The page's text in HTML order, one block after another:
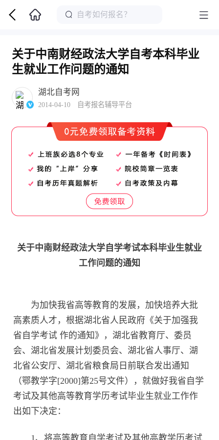
关于中南财经政法大学自考本科毕业
生就业工作问题的通知
湖北自考网
2014-04-10 自考报名辅导平台
关于中南财经政法大学自学考试本科毕业生就业
工作问题的通知
为加快我省高等教育的发展，加快培养大批
高素质人才，根据湖北省人民政府《关于加强我
省自学考试 作的通知》，湖北省教育厅、委员
会、湖北省发展计划委员会、湖北省人事厅、湖
北省公安厅、湖北省粮食局日前联合发出通知
（鄂教学字[2000]第25号文件），就做好我省自学
考试及其他高等教育学历考试毕业生就业工作作
出如下决定：
1、将高等教育自学考试及其他高教学历考试